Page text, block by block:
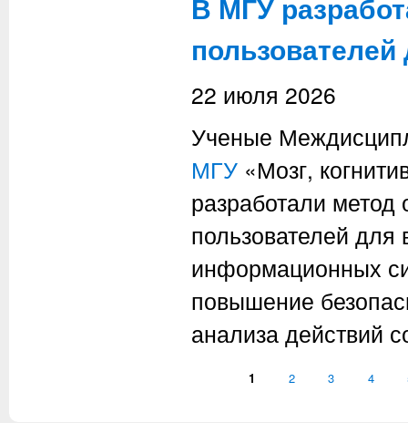
22 июля 2026
Ученые
МГУ «Мозг,
разработали
пользователей для
информационных
повышение
анализа действий
Страницы
1 2 3 4